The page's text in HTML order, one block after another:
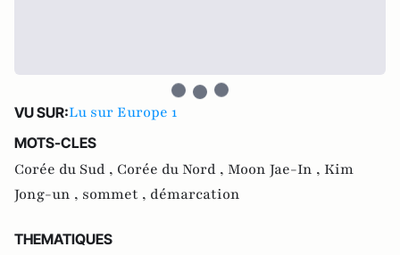
VU SUR:Lu sur Europe 1
MOTS-CLES
Corée du Sud , Corée du Nord , Moon Jae-In , Kim
Jong-un , sommet , démarcation
THEMATIQUES